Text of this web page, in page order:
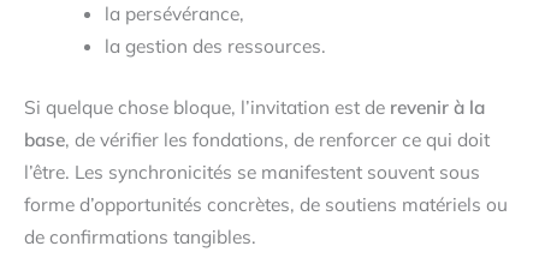
la persévérance,
la gestion des ressources.
Si quelque chose bloque, l’invitation est de revenir à la
base, de vérifier les fondations, de renforcer ce qui doit
l’être. Les synchronicités se manifestent souvent sous
forme d’opportunités concrètes, de soutiens matériels ou
de confirmations tangibles.